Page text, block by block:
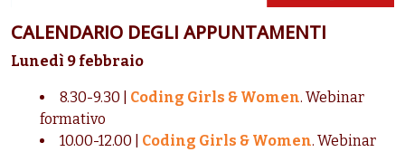
CALENDARIO DEGLI APPUNTAMENTI
Lunedì 9 febbraio
8.30-9.30 | Coding Girls & Women. Webinar
formativo
10.00-12.00 | Coding Girls & Women. Webinar